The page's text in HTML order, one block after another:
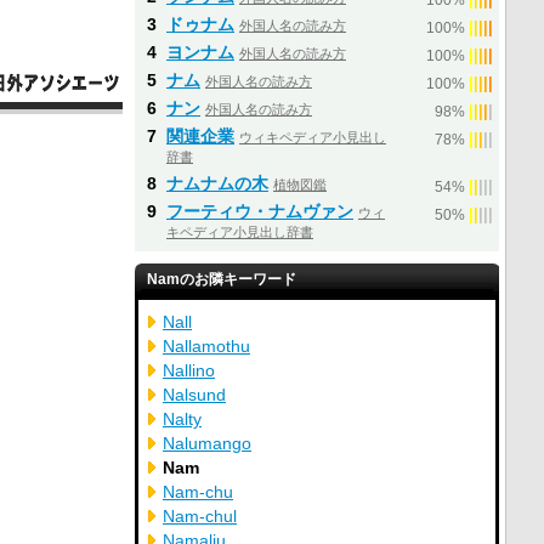
3 ドゥナム 外国人名の読み方 100%
4 ヨンナム 外国人名の読み方 100%
5 ナム 外国人名の読み方 100%
6 ナン 外国人名の読み方 98%
7 関連企業 ウィキペディア小見出し
辞書
78%
8 ナムナムの木 植物図鑑 54%
9 フーティウ・ナムヴァン ウィ
キペディア小見出し辞書
50%
Namのお隣キーワード
Nall
Nallamothu
Nallino
Nalsund
Nalty
Nalumango
Nam
Nam-chu
Nam-chul